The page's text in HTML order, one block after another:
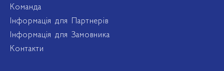
Команда
Інформація для Партнерів
Інформація для Замовника
Контакти